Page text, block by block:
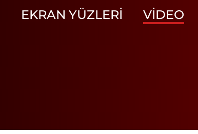
EKRAN YÜZLERI VIDEO